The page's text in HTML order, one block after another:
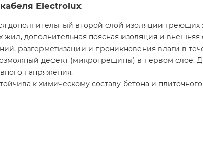
Electrolux
дополнительный второй слой изоляции греющих
дополнительная поясная изоляция и
разгерметизации и проникновения влаги в
дефект (микротрещины) в первом слое.
напряжения.
к химическому составу бетона и